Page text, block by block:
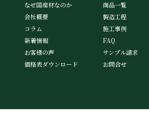
なぜ国産材なのか
商品一覧
会社概要
製造工程
コラム
施工事例
新着情報
FAQ
お客様の声
サンプル請求
価格表ダウンロード
お問合せ